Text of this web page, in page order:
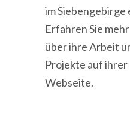
im Siebengebirge
Erfahren Sie mehr
über ihre Arbeit
Projekte auf ihrer
Webseite.